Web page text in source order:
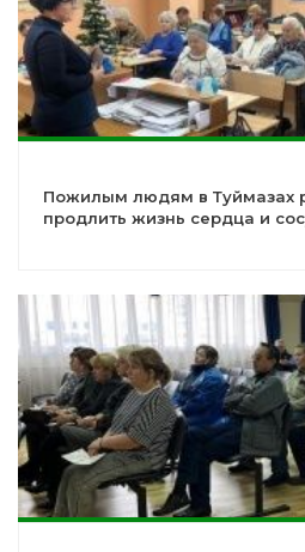
Пожилым людям в Туймазах
продлить жизнь сердца и